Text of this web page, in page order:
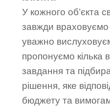
У кожного об’єкта
завжди враховуємо
уважно
пропонуємо кілька
завдання та
рішення, яке
бюджету та